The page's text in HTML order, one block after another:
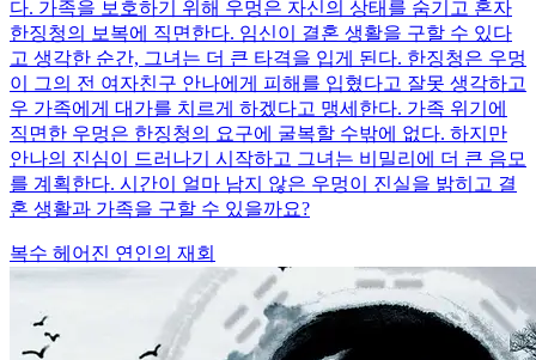
다. 가족을 보호하기 위해 우멍은 자신의 상태를 숨기고 혼자
한징청의 보복에 직면한다. 임신이 결혼 생활을 구할 수 있다
고 생각한 순간, 그녀는 더 큰 타격을 입게 된다. 한징청은 우멍
이 그의 전 여자친구 안나에게 피해를 입혔다고 잘못 생각하고
우 가족에게 대가를 치르게 하겠다고 맹세한다. 가족 위기에
직면한 우멍은 한징청의 요구에 굴복할 수밖에 없다. 하지만
안나의 진심이 드러나기 시작하고 그녀는 비밀리에 더 큰 음모
를 계획한다. 시간이 얼마 남지 않은 우멍이 진실을 밝히고 결
혼 생활과 가족을 구할 수 있을까요?
복수 헤어진 연인의 재회